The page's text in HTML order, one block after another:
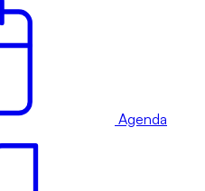
Agenda